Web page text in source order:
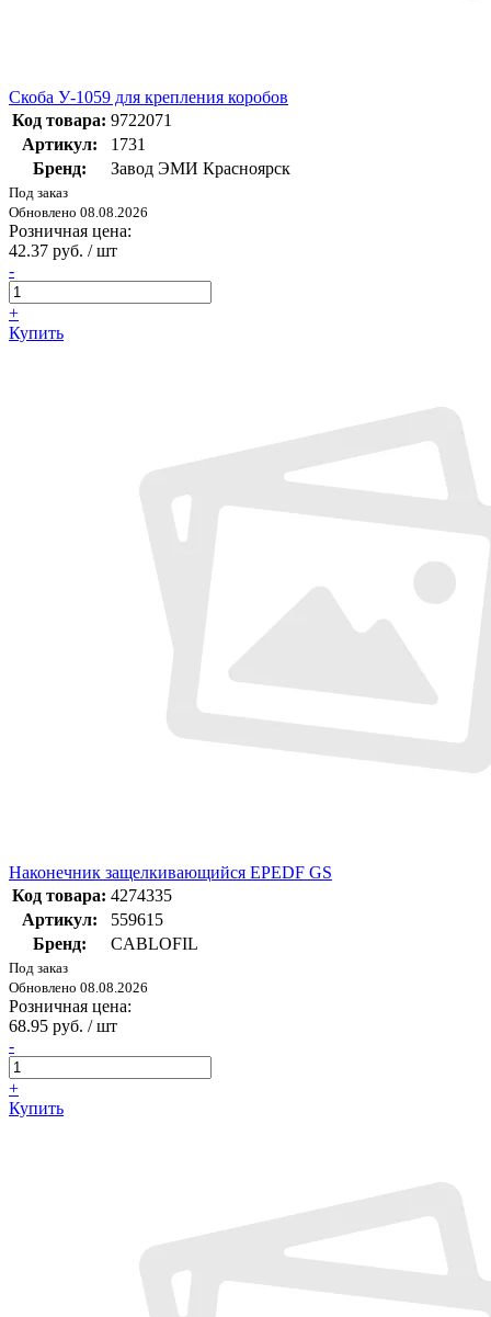
Скоба У-1059 для крепления коробов
Код товара: 9722071
Артикул:
1731
Бренд:
Завод ЭМИ Красноярск
Под заказ
Обновлено 08.08.2026
Розничная цена:
42.37 руб. / шт
-
+
Купить
Наконечник защелкивающийся EPEDF GS
Код товара: 4274335
Артикул:
559615
Бренд:
CABLOFIL
Под заказ
Обновлено 08.08.2026
Розничная цена:
68.95 руб. / шт
-
+
Купить